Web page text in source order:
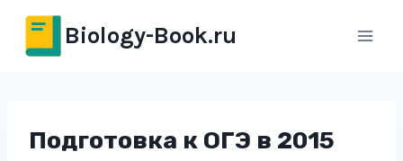
Перейти
содержимому
Biology-Book.ru
Подготовка к ОГЭ в 2015